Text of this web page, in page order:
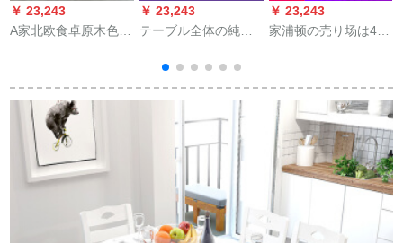
￥ 23,243
A家北欧食卓原木色純
ル4つのテーブルテー
ブルホワイトワック
ス木式シプロレスト
ラン家具クルミの木
色一テーブル4つの椅
￥ 23,243
テーブル全体の純木
折り畳みました。純
木のテーブルとテー
ブルのセットは胡桃
色1.38メートルの四
つのテーブルです。
￥ 23,243
家浦顿の売り场は4 S
ています。钢化ガラ
ス二段の小さい丸い
テーブルはシンプロ
モーダオフィスの展
示室の车行レジャー
接客机と椅子、テー
ブルと椅子、黒いテ
ーブル、四つの椅子